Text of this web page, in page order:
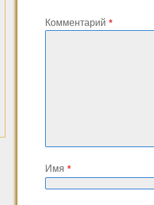
Комментарий*
Имя*